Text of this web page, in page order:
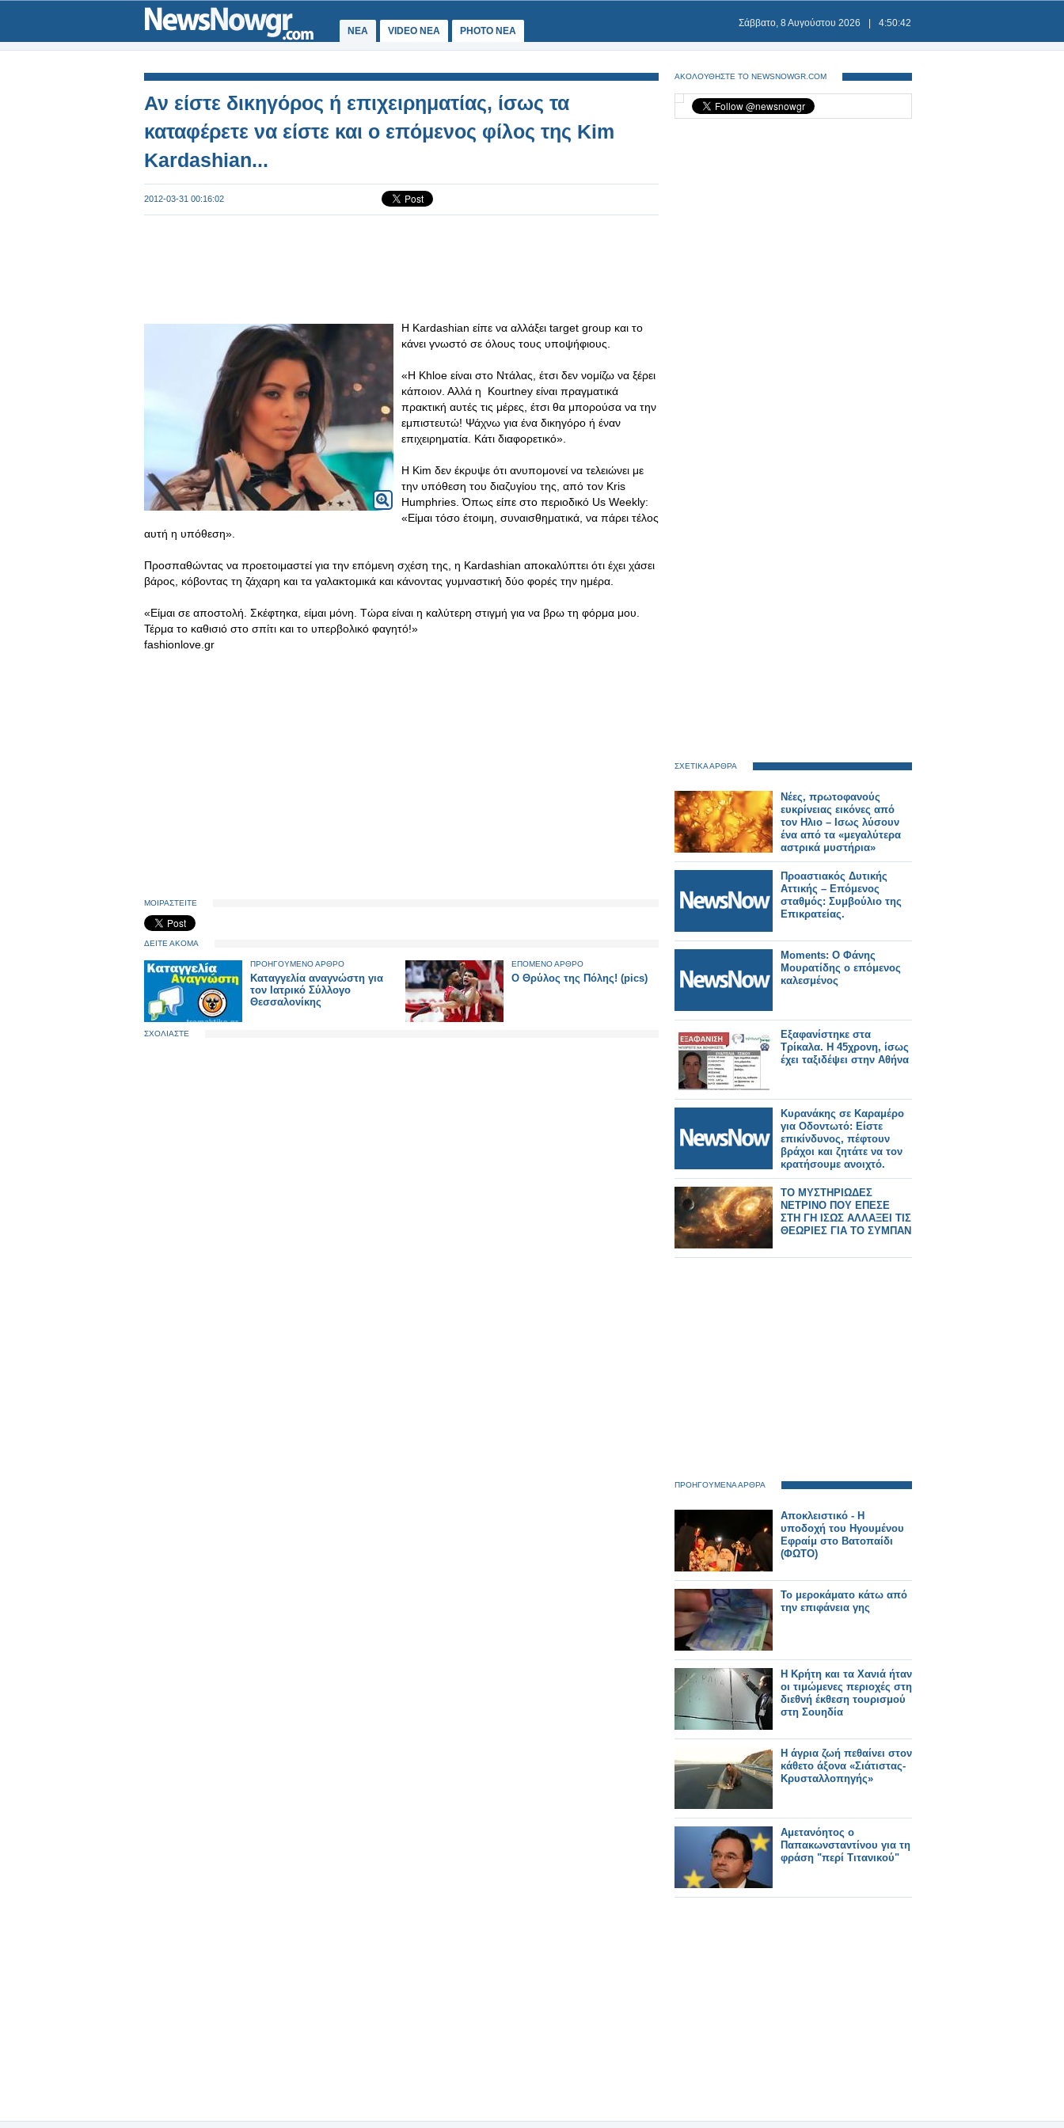
ΝΕΑ VIDEO NEA PHOTO NEA
Σάββατο, 8 Αυγούστου 2026 4:50:42
Αν είστε δικηγόρος ή επιχειρηματίας, ίσως τα
καταφέρετε να είστε και ο επόμενος φίλος της Kim
Kardashian...
2012-03-31 00:16:02
Η Kardashian είπε να αλλάξει target group και το
κάνει γνωστό σε όλους τους υποψήφιους.
«Η Khloe είναι στο Ντάλας, έτσι δεν νομίζω να ξέρει
κάποιον. Αλλά η Kourtney είναι πραγματικά
πρακτική αυτές τις μέρες, έτσι θα μπορούσα να την
εμπιστευτώ! Ψάχνω για ένα δικηγόρο ή έναν
επιχειρηματία. Κάτι διαφορετικό».
Η Kim δεν έκρυψε ότι ανυπομονεί να τελειώνει με
την υπόθεση του διαζυγίου της, από τον Kris
Humphries. Όπως είπε στο περιοδικό Us Weekly:
«Είμαι τόσο έτοιμη, συναισθηματικά, να πάρει τέλος
αυτή η υπόθεση».
Προσπαθώντας να προετοιμαστεί για την επόμενη σχέση της, η Kardashian αποκαλύπτει ότι έχει χάσει
βάρος, κόβοντας τη ζάχαρη και τα γαλακτομικά και κάνοντας γυμναστική δύο φορές την ημέρα.
«Είμαι σε αποστολή. Σκέφτηκα, είμαι μόνη. Τώρα είναι η καλύτερη στιγμή για να βρω τη φόρμα μου.
Τέρμα το καθισιό στο σπίτι και το υπερβολικό φαγητό!»
fashionlove.gr
ΜΟΙΡΑΣΤΕΙΤΕ
ΔΕΙΤΕ ΑΚΟΜΑ
ΠΡΟΗΓΟΥΜΕΝΟ ΑΡΘΡΟ
Καταγγελία αναγνώστη για
τον Ιατρικό Σύλλογο
Θεσσαλονίκης
ΕΠΟΜΕΝΟ ΑΡΘΡΟ
Ο Θρύλος της Πόλης! (pics)
ΣΧΟΛΙΑΣΤΕ
ΑΚΟΛΟΥΘΗΣΤΕ ΤΟ NEWSNOWGR.COM
ΣΧΕΤΙΚΑ ΑΡΘΡΑ
Νέες, πρωτοφανούς
ευκρίνειας εικόνες από
τον Ηλιο – Ισως λύσουν
ένα από τα «μεγαλύτερα
αστρικά μυστήρια»
Προαστιακός Δυτικής
Αττικής – Επόμενος
σταθμός: Συμβούλιο της
Επικρατείας.
Moments: Ο Φάνης
Μουρατίδης ο επόμενος
καλεσμένος
Εξαφανίστηκε στα
Τρίκαλα. Η 45χρονη, ίσως
έχει ταξιδέψει στην Αθήνα
Κυρανάκης σε Καραμέρο
για Οδοντωτό: Είστε
επικίνδυνος, πέφτουν
βράχοι και ζητάτε να τον
κρατήσουμε ανοιχτό.
ΤΟ ΜΥΣΤΗΡΙΩΔΕΣ
ΝΕΤΡΙΝΟ ΠΟΥ ΕΠΕΣΕ
ΣΤΗ ΓΗ ΙΣΩΣ ΑΛΛΑΞΕΙ ΤΙΣ
ΘΕΩΡΙΕΣ ΓΙΑ ΤΟ ΣΥΜΠΑΝ
ΠΡΟΗΓΟΥΜΕΝΑ ΑΡΘΡΑ
Αποκλειστικό - Η
υποδοχή του Ηγουμένου
Εφραίμ στο Βατοπαίδι
(ΦΩΤΟ)
Το μεροκάματο κάτω από
την επιφάνεια γης
Η Κρήτη και τα Χανιά ήταν
οι τιμώμενες περιοχές στη
διεθνή έκθεση τουρισμού
στη Σουηδία
Η άγρια ζωή πεθαίνει στον
κάθετο άξονα «Σιάτιστας-
Κρυσταλλοπηγής»
Αμετανόητος ο
Παπακωνσταντίνου για τη
φράση "περί Τιτανικού"